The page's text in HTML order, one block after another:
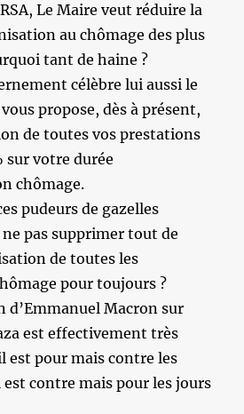
Le Maire veut réduire la
au chômage des plus
tant de haine ?
célèbre lui aussi le
propose, dès à présent,
de toutes vos prestations
sur votre durée
chômage.
pudeurs de gazelles
pas supprimer tout de
de toutes les
pour toujours ?
d’Emmanuel Macron sur
est effectivement très
pour mais contre les
contre mais pour les jours